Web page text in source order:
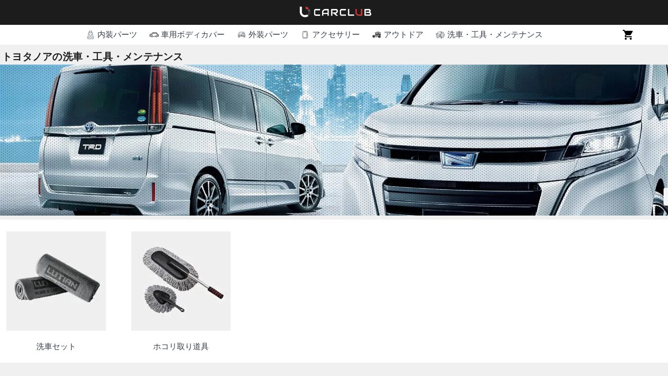
内装パーツ 車用ボディカバー 外装パーツ アクセサリー アウトドア 洗車・工具・メンテナンス
トヨタノアの洗車・工具・メンテナンス
洗車セット ホコリ取り道具